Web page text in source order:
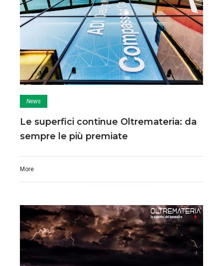
News
Le superfici continue Oltremateria: da
sempre le più premiate
More